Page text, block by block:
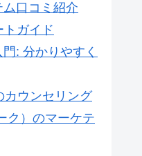
口コミ紹介
ガイド
: 分かりやすく
カウンセリング
ク）のマーケテ